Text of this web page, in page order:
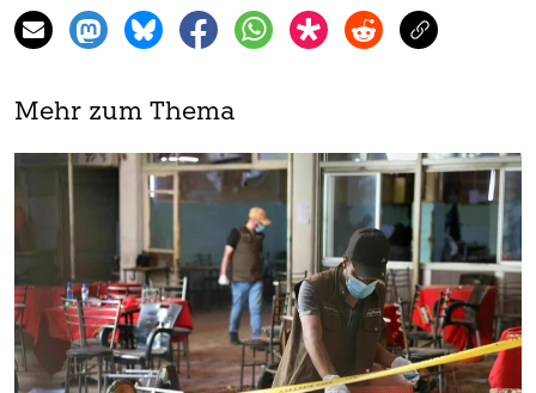
Mehr zum Thema